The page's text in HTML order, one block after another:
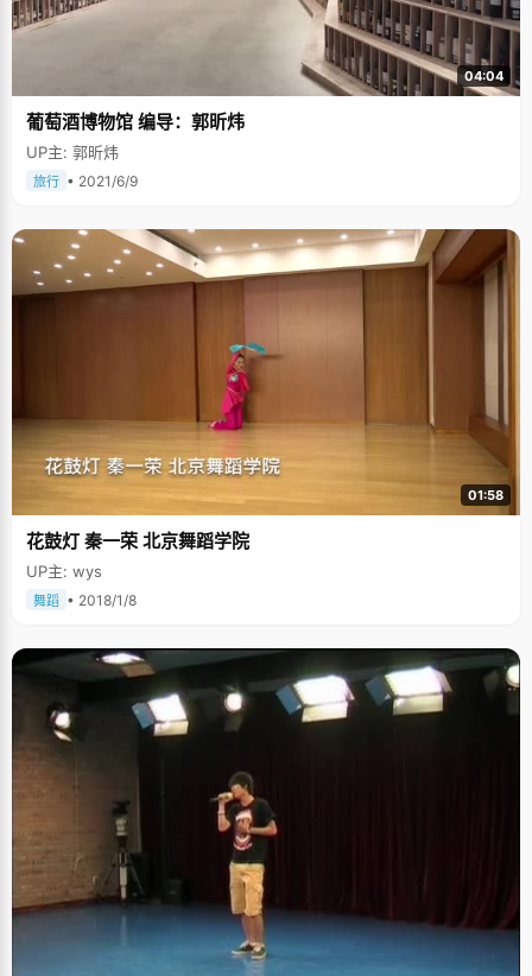
04:04
葡萄酒博物馆 编导：郭昕炜
UP主: 郭昕炜
旅行 • 2021/6/9
01:58
花鼓灯 秦一荣 北京舞蹈学院
UP主: wys
舞蹈 • 2018/1/8